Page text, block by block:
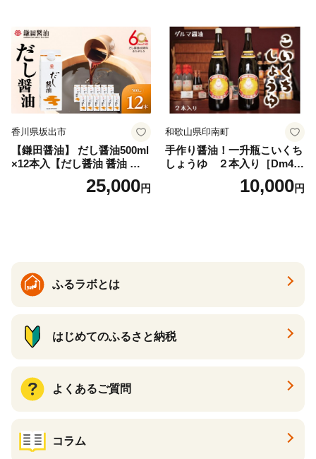
ティースマイル】
香川県坂出市
【鎌田醤油】 だし醤油500ml
×12本入【だし醤油 醤油 人気
おすすめ 人気だし醤油 出汁
25,000円
和歌山県印南町
手作り醤油！一升瓶こいくち
しょうゆ ２本入り［Dm4］
｜手作り 醤油 和歌山県 印南
町 一升瓶 こいくちしょうゆ
10,000円
ふるラボとは
はじめてのふるさと納税
よくあるご質問
コラム